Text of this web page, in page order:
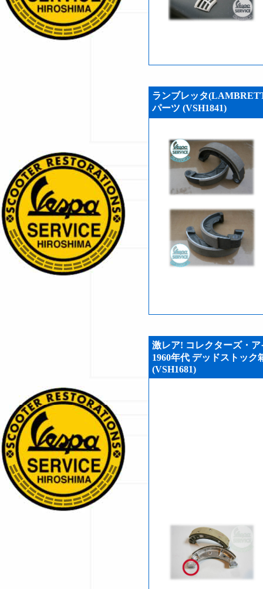
ランブレッタ
パーツ (VSH1841)
激レア! コレクターズ・
1960年代 デッドストッ
(VSH1681)